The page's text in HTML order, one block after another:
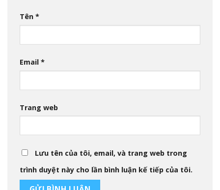
Tên *
Email *
Trang web
Lưu tên của tôi, email, và trang web trong
trình duyệt này cho lần bình luận kế tiếp của tôi.